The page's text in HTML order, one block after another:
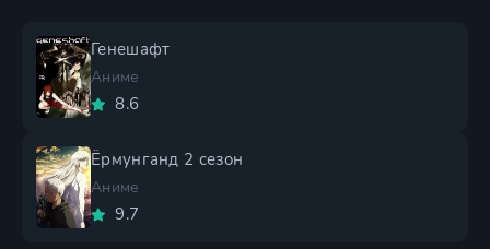
Генешафт
Аниме
8.6
Ёрмунганд 2 сезон
Аниме
9.7